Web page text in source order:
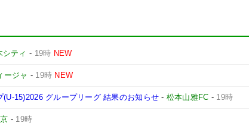
シティ - 19時 NEW
ージャ - 19時 NEW
(U-15)2026 グループリーグ 結果のお知らせ - 松本山雅FC - 19時
- 19時